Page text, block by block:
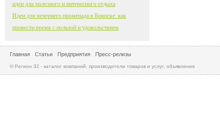
идеи для полезного и интересного отдыха
Идеи для вечернего променада в Брянске: как
провести время с пользой и удовольствием
Главная Статьи Предприятия Пресс-релизы
© Регион 32 - каталог компаний, производители товаров и услуг, объявления